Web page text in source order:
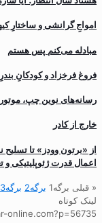
‌امواجِ گرانشی و ساختارِ
مبادله می‌کنم پس هستم
فروغ فرخزاد و کودکانِ بندرِ
رسانه‌های نوین چپ، موتور
خارج از کادر
از «برتون وودز» تا تسلیح
اعمال قدرت ژئوپلیتیکی و
« قبلی برگه1 برگه2 برگه3
لینک کوتاه
online.com?p=56735